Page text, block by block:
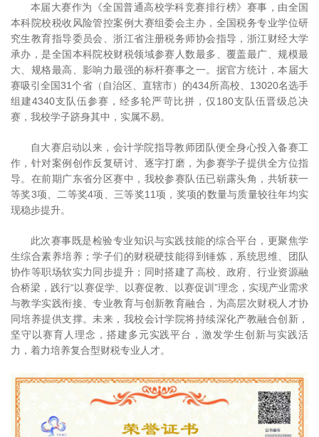
本届大赛作为《全国普通高校学科竞赛排行榜》赛事，由全国
本科院校税收风险管控案例大赛组委会主办，全国税务专业学位研
究生教育指导委员会、浙江省注册税务师协会指导，浙江财经大学
承办，是全国本科院校财税领域参赛人数最多、覆盖最广、规模最
大、规格最高、影响力最强的标杆赛事之一。据官方统计，本届大
赛吸引全国31个省（自治区、直辖市）的434所高校、13020名选手
组建4340支队伍参赛，经多轮严苛比拼，仅180支队伍晋级总决
赛，我校学子跻身其中，实属不易。
自大赛启动以来，会计学院指导教师团队便全身心投入备赛工
作，针对案例创作反复研讨、逐字打磨，为参赛学子提供全方位指
导。在前期广东省分区赛中，我校参赛队伍已崭露头角，共斩获一
等奖3项、二等奖4项、三等奖11项，奖项的数量与质量较往年均实
现稳步提升。
此次赛事既是检验专业知识与实践技能的综合平台，更聚焦学
生综合素养培养；学子们的财税硬技能得到锤炼，系统思维、团队
协作等职场软实力同步提升；同时搭建了高校、政府、行业资源融
合桥梁，践行“以赛促学、以赛促教、以赛促训”理念，实现产业需求
与教学实践衔接、专业教育与创新教育融合，为高层次财税人才协
同培养提供支撑。未来，我校会计学院将持续深化产教融合创新，
坚守以赛育人理念，搭建多元实践平台，激发学生创新与实践活
力，着力培养复合型财税专业人才。